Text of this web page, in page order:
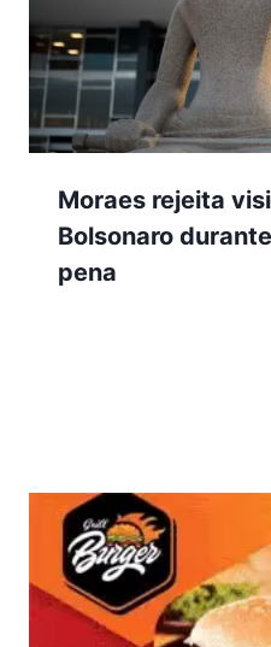
Moraes rejeita
Bolsonaro
pena